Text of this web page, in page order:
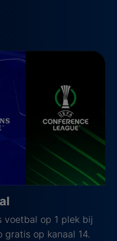
voetbal op 1 plek bij
op kanaal 14.